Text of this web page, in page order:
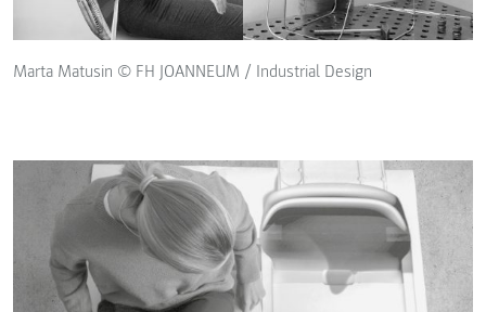
Marta Matusin © FH JOANNEUM / Industrial Design